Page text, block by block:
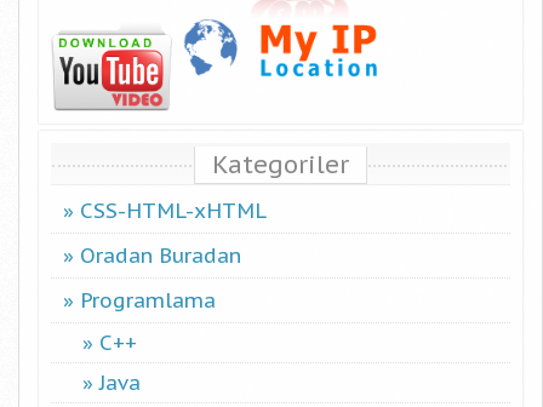
Kategoriler
CSS-HTML-xHTML
Oradan Buradan
Programlama
C++
Java